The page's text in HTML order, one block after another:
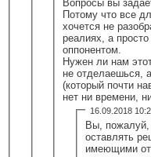
Вопросы вы
Потому что все
хочется не
реалиях, а
оппонентом.
Нужен ли нам
не отделаешься,
(который почти
нет ни времени,
16.09.2018
Вы,
оставлять
имеющими